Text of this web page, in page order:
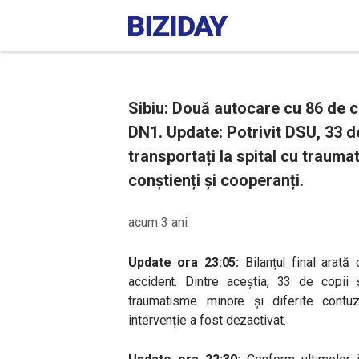
Sibiu: Două autocare cu 86 de
DN1. Update: Potrivit DSU, 33
transportați la spital cu
conștienți și cooperanți.
acum 3 ani
Update ora 23:05: Bilanțul final
accident. Dintre aceștia, 33 de
traumatisme minore și diferite
intervenție a fost dezactivat.